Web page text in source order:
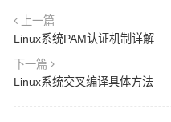
上一篇
Linux系统PAM认证机制详解
下一篇
Linux系统交叉编译具体方法